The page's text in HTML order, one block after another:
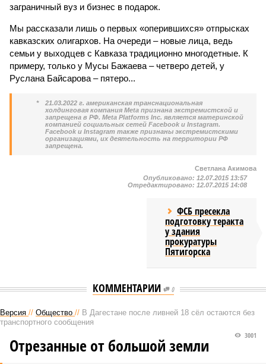
заграничный вуз и бизнес в подарок.
Мы рассказали лишь о первых «оперившихся» отпрысках
кавказских олигархов. На очереди – новые лица, ведь
семьи у выходцев с Кавказа традиционно многодетные. К
примеру, только у Мусы Бажаева – четверо детей, у
Руслана Байсарова – пятеро...
*
21.03.2022 г. американская транснациональная
холдинговая компания Meta признана экстремистской и
запрещена в РФ. Meta Platforms Inc. является материнской
компанией социальных сетей Facebook и Instagram.
Facebook и Instagram также признаны экстремистскими
организациями, их деятельность на территории РФ
запрещена.
Светлана Акимова
Опубликовано: 12.07.2015 13:57
Отредактировано: 12.07.2015 14:08
ФСБ пресекла
подготовку теракта
у здания
прокуратуры
Пятигорска
КОММЕНТАРИИ 0
Версия // Общество // В Дагестане после ливней 18 сёл остаются без
транспортного сообщения
3001
Отрезанные от большой земли